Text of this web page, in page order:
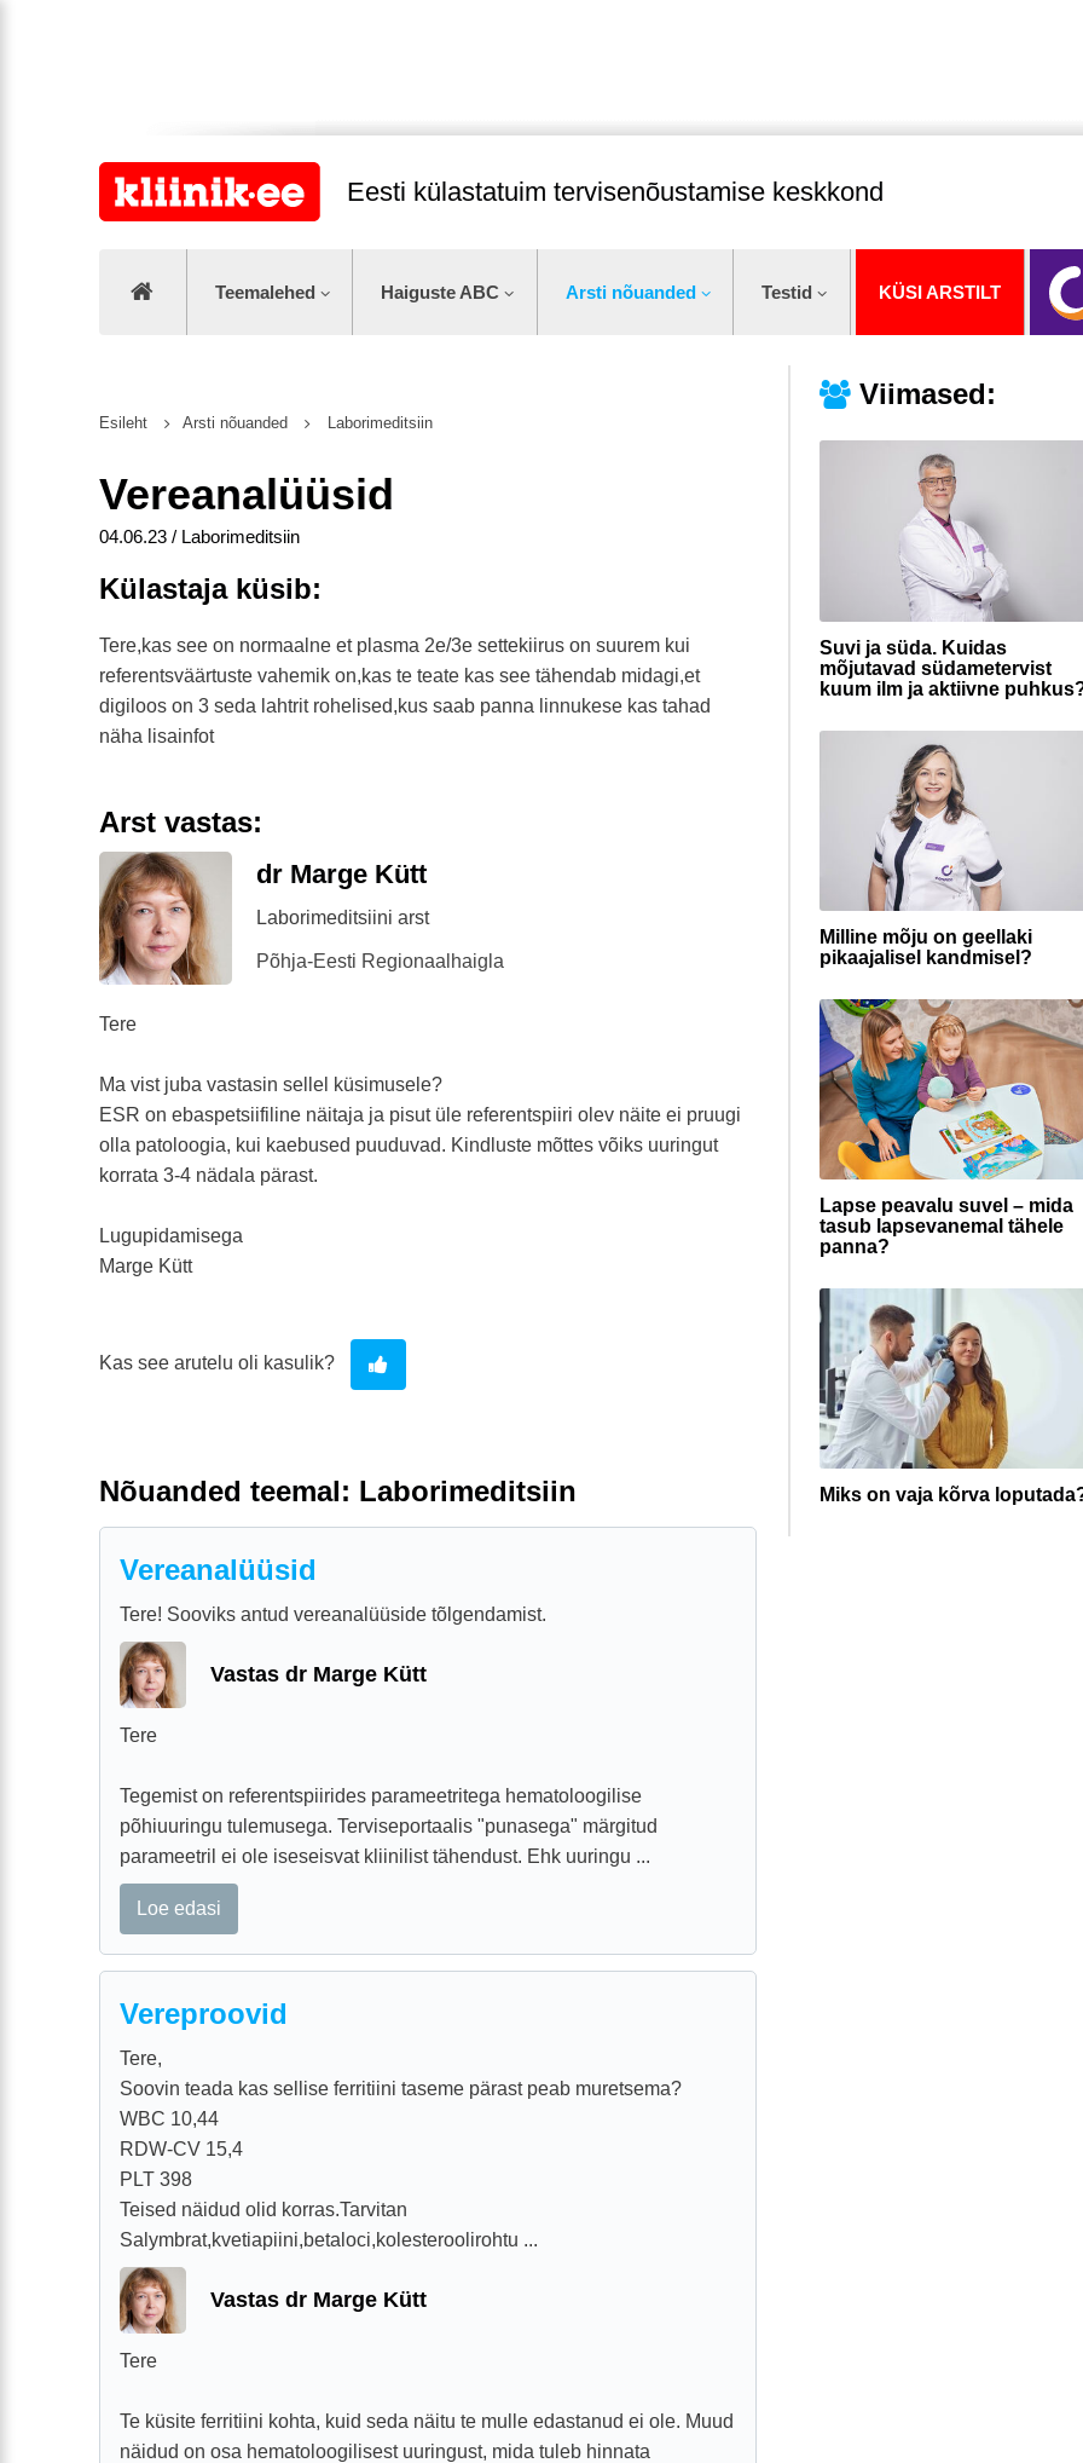
Eesti külastatuim tervisenõustamise keskkond
Teemalehed Haiguste ABC Arsti nõuanded Testid KÜSI ARSTILT
Viimased:
Suvi ja süda. Kuidas
mõjutavad südametervist
kuum ilm ja aktiivne
Milline mõju on geellaki
pikaajalisel kandmisel?
Lapse peavalu suvel – mida
tasub lapsevanemal tähele
panna?
Miks on vaja kõrva
Esileht Arsti nõuanded Laborimeditsiin
Vereanalüüsid
04.06.23 / Laborimeditsiin
Külastaja küsib:
Tere,kas see on normaalne et plasma 2e/3e settekiirus on suurem kui
referentsväärtuste vahemik on,kas te teate kas see tähendab midagi,et
digiloos on 3 seda lahtrit rohelised,kus saab panna linnukese kas tahad
näha lisainfot
Arst vastas:
dr Marge Kütt
Laborimeditsiini arst
Põhja-Eesti Regionaalhaigla
Tere
Ma vist juba vastasin sellel küsimusele?
ESR on ebaspetsiifiline näitaja ja pisut üle referentspiiri olev näite ei pruugi
olla patoloogia, kui kaebused puuduvad. Kindluste mõttes võiks uuringut
korrata 3-4 nädala pärast.
Lugupidamisega
Marge Kütt
Kas see arutelu oli kasulik?
Nõuanded teemal: Laborimeditsiin
Vereanalüüsid
Tere! Sooviks antud vereanalüüside tõlgendamist.
Vastas dr Marge Kütt
Tere
Tegemist on referentspiirides parameetritega hematoloogilise
põhiuuringu tulemusega. Terviseportaalis "punasega" märgitud
parameetril ei ole iseseisvat kliinilist tähendust. Ehk uuringu ...
Loe edasi
Vereproovid
Tere,
Soovin teada kas sellise ferritiini taseme pärast peab muretsema?
WBC 10,44
RDW-CV 15,4
PLT 398
Teised näidud olid korras.Tarvitan
Salymbrat,kvetiapiini,betaloci,kolesteroolirohtu ...
Vastas dr Marge Kütt
Tere
Te küsite ferritiini kohta, kuid seda näitu te mulle edastanud ei ole. Muud
näidud on osa hematoloogilisest uuringust, mida tuleb hinnata